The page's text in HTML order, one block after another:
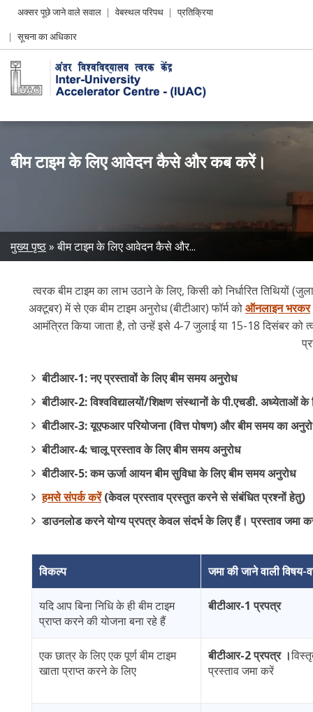
Header
menu
अक्सर पूछे जाने वाले सवाल वेबस्थल परिपथ
प्रतिक्रिया
सूचना का अधिकार
बीम टाइम के लिए आवेदन कैसे और कब करें।
Breadcrumb
मुख्य पृष्ठ बीम टाइम के लिए आवेदन कैसे और...
त्वरक बीम टाइम का लाभ उठाने के लिए, किसी को निर्धारित तिथियों
अक्टूबर) में से एक बीम टाइम अनुरोध (बीटीआर) फॉर्म कोऑनलाइन भरकर
आमंत्रित किया जाता है, तो उन्हें इसे 4-7 जुलाई या 15-18 दिसंबर को
बीटीआर-1: नए प्रस्तावों के लिए बीम समय अनुरोध
बीटीआर-2: विश्वविद्यालयों/शिक्षण संस्थानों के पी.एचडी. अध्येताओं
बीटीआर-3: यूएफआर परियोजना (वित्त पोषण) और बीम समय का
बीटीआर-4: चालू प्रस्ताव के लिए बीम समय अनुरोध
बीटीआर-5: कम ऊर्जा आयन बीम सुविधा के लिए बीम समय अनुरोध
हमसे संपर्क करें(केवल प्रस्ताव प्रस्तुत करने से संबंधित प्रश्नों हेतु)
डाउनलोड करने योग्य प्रपत्र केवल संदर्भ के लिए हैं। प्रस्ताव जमा
विकल्प जमा की जाने वाली विषय-
यदि आप बिना निधि के ही बीम टाइम
प्राप्त करने की योजना बना रहे हैं
बीटीआर-1 प्रपत्र
एक छात्र के लिए एक पूर्ण बीम टाइम
खाता प्राप्त करने के लिए
बीटीआर-2 प्रपत्र ।
प्रस्ताव जमा करें